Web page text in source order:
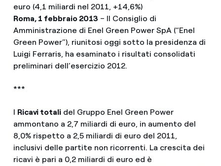
euro (4,1 miliardi nel 2011, +14,6%)
Roma, 1 febbraio 2013 – Il Consiglio di
Amministrazione di Enel Green Power SpA (“Enel
Green Power”), riunitosi oggi sotto la presidenza di
Luigi Ferraris, ha esaminato i risultati consolidati
preliminari dell’esercizio 2012.
***
I Ricavi totalidel Gruppo Enel Green Power
ammontano a 2,7 miliardi di euro, in aumento del
8,0% rispetto a 2,5 miliardi di euro del 2011,
inclusivi delle partite non ricorrenti. La crescita dei
ricavi è pari a 0,2 miliardi di euro ed è